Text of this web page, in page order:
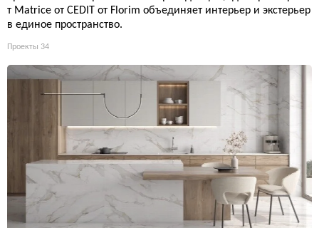
т Matrice от CEDIT от Florim объединяет интерьер и экстерьер
в единое пространство.
Проекты 34